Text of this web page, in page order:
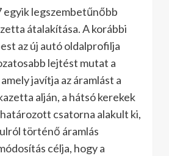
egyik legszembetűnőbb
átalakítása. A korábbi
az új autó oldalprofilja
lejtést mutat a
javítja az áramlást a
alján, a hátsó kerekek
csatorna alakult ki,
történő áramlás
célja, hogy a